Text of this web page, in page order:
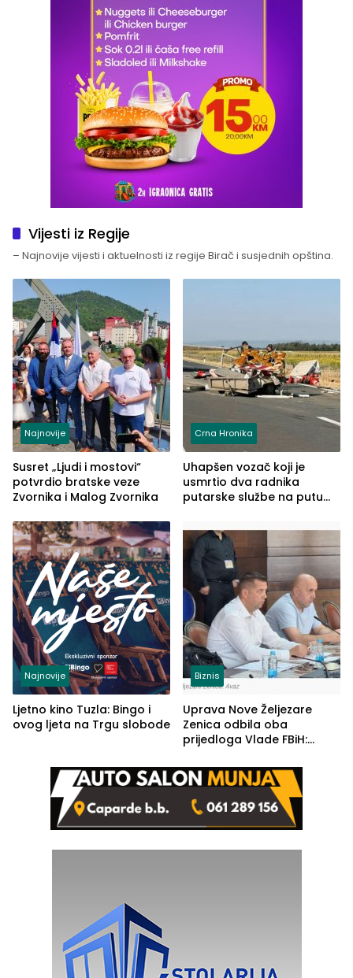
Vijesti iz Regije
– Najnovije vijesti i aktuelnosti iz regije Birač i susjednih opština.
Najnovije
Susret „Ljudi i mostovi“
potvrdio bratske veze
Zvornika i Malog Zvornika
Crna Hronika
Uhapšen vozač koji je
usmrtio dva radnika
putarske službe na putu
(FOTO)
Najnovije
Ljetno kino Tuzla: Bingo i
ovog ljeta na Trgu slobode
Biznis
Uprava Nove Željezare
Zenica odbila oba
prijedloga Vlade FBiH:
rješenje